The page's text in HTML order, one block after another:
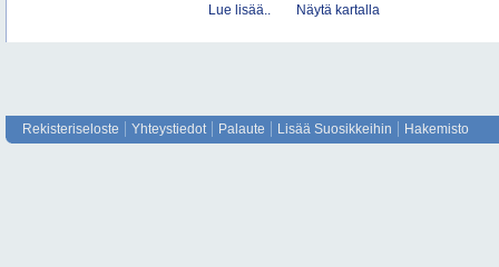
Lue lisää..
Näytä kartalla
Rekisteriseloste Yhteystiedot Palaute Lisää Suosikkeihin Hakemisto